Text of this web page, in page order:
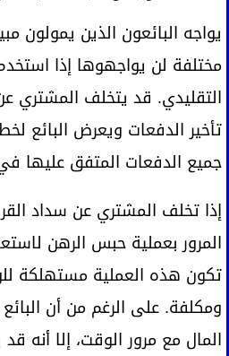
يواجه البائعون الذين يمولون
مختلفة لن يواجهوها إذا
التقليدي. قد يتخلف المشتري
تأخير الدفعات ويعرض البائع
جميع الدفعات المتفق عليها
إذا تخلف المشتري عن سداد
المرور بعملية حبس الرهن
تكون هذه العملية مستهلكة
ومكلفة. على الرغم من أن
المال مع مرور الوقت، إلا أنه